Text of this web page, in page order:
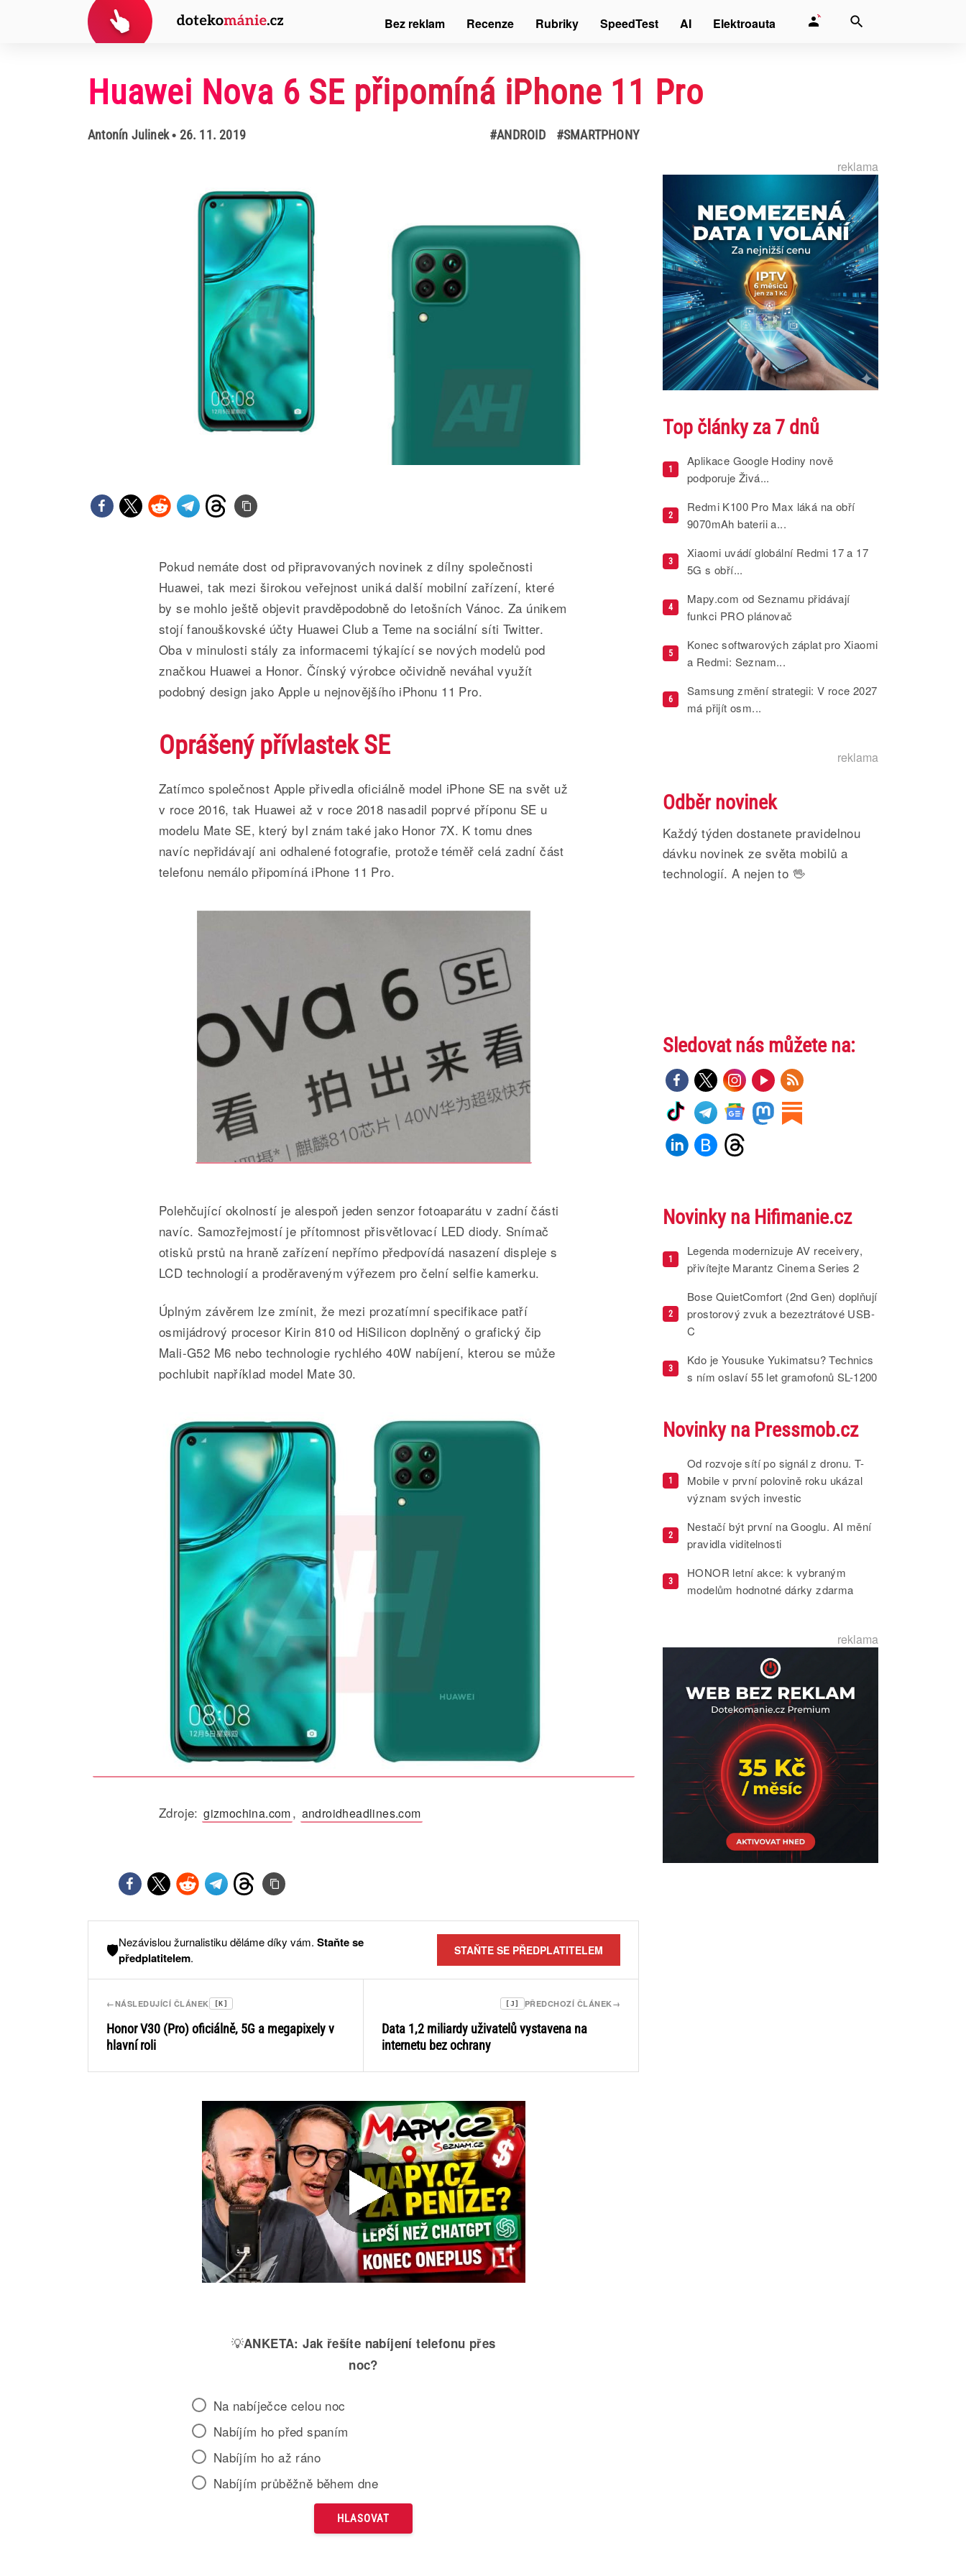
Huawei Nova 6 SE připomíná iPhone 11 Pro
Antonín Julinek• 26. 11. 2019 #ANDROID #SMARTPHONY
Pokud nemáte dost od připravovaných novinek z dílny společnosti
Huawei, tak mezi širokou veřejnost uniká další mobilní zařízení, které
by se mohlo ještě objevit pravděpodobně do letošních Vánoc. Za únikem
stojí fanouškovské účty Huawei Club a Teme na sociální síti Twitter.
Oba v minulosti stály za informacemi týkající se nových modelů pod
značkou Huawei a Honor. Čínský výrobce očividně neváhal využít
podobný design jako Apple u nejnovějšího iPhonu 11 Pro.
Oprášený přívlastek SE
Zatímco společnost Apple přivedla oficiálně model iPhone SE na svět už
v roce 2016, tak Huawei až v roce 2018 nasadil poprvé příponu SE u
modelu Mate SE, který byl znám také jako Honor 7X. K tomu dnes
navíc nepřidávají ani odhalené fotografie, protože téměř celá zadní část
telefonu nemálo připomíná iPhone 11 Pro.
Polehčující okolností je alespoň jeden senzor fotoaparátu v zadní části
navíc. Samozřejmostí je přítomnost přisvětlovací LED diody. Snímač
otisků prstů na hraně zařízení nepřímo předpovídá nasazení displeje s
LCD technologií a proděraveným výřezem pro čelní selfie kamerku.
Úplným závěrem lze zmínit, že mezi prozatímní specifikace patří
osmijádrový procesor Kirin 810 od HiSilicon doplněný o grafický čip
Mali-G52 M6 nebo technologie rychlého 40W nabíjení, kterou se může
pochlubit například model Mate 30.
Zdroje: gizmochina.com, androidheadlines.com
🛡️Nezávislou žurnalistiku děláme díky vám. Staňte se
předplatitelem. STAŇTE SE PŘEDPLATITELEM
←NÁSLEDUJÍCÍ ČLÁNEK [K]
Honor V30 (Pro) oficiálně, 5G a megapixely v
hlavní roli
→
PŘEDCHOZÍ ČLÁNEK
[J]
Data 1,2 miliardy uživatelů vystavena na
internetu bez ochrany
💡ANKETA: Jak řešíte nabíjení telefonu přes
noc?
Na nabíječce celou noc
Nabíjím ho před spaním
Nabíjím ho až ráno
Nabíjím průběžně během dne
reklama
Top články za 7 dnů
1
Aplikace Google Hodiny nově
podporuje Živá...
2
Redmi K100 Pro Max láká na obří
9070mAh baterii a...
3
Xiaomi uvádí globální Redmi 17 a 17
5G s obří...
4
Mapy.com od Seznamu přidávají
funkci PRO plánovač
5
Konec softwarových záplat pro Xiaomi
a Redmi: Seznam...
6
Samsung změní strategii: V roce 2027
má přijít osm...
reklama
Odběr novinek
Každý týden dostanete pravidelnou
dávku novinek ze světa mobilů a
technologií. A nejen to 🖖
Sledovat nás můžete na:
Novinky na Hifimanie.cz
1
Legenda modernizuje AV receivery,
přivítejte Marantz Cinema Series 2
2
Bose QuietComfort (2nd Gen) doplňují
prostorový zvuk a bezeztrátové USB-
C
3
Kdo je Yousuke Yukimatsu? Technics
s ním oslaví 55 let gramofonů SL-1200
Novinky na Pressmob.cz
1
Od rozvoje sítí po signál z dronu. T-
Mobile v první polovině roku ukázal
význam svých investic
2
Nestačí být první na Googlu. AI mění
pravidla viditelnosti
3
HONOR letní akce: k vybraným
modelům hodnotné dárky zdarma
reklama
Bez reklam Recenze Rubriky SpeedTest AI Elektroauta